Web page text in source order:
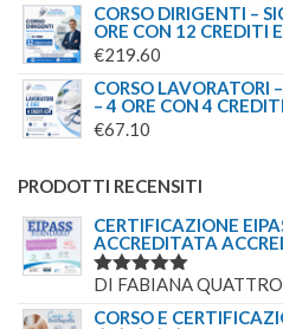
CORSO DIRIGENTI –
ORE CON 12 CREDITI
€219.60
CORSO LAVORATORI
– 4 ORE CON 4
€67.10
PRODOTTI RECENSITI
CERTIFICAZIONE
ACCREDITATA
VALUTATO
DI FABIANA
CORSO E